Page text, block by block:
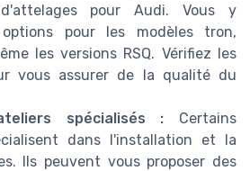
pour Audi. Vous y
pour les modèles tron,
les versions RSQ. Vérifiez les
vous assurer de la qualité du
spécialisés : Certains
dans l'installation et la
Ils peuvent vous proposer des